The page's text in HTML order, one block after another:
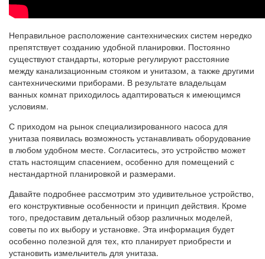
Неправильное расположение сантехнических систем нередко
препятствует созданию удобной планировки. Постоянно
существуют стандарты, которые регулируют расстояние
между канализационным стояком и унитазом, а также другими
сантехническими приборами. В результате владельцам
ванных комнат приходилось адаптироваться к имеющимся
условиям.
С приходом на рынок специализированного насоса для
унитаза появилась возможность устанавливать оборудование
в любом удобном месте. Согласитесь, это устройство может
стать настоящим спасением, особенно для помещений с
нестандартной планировкой и размерами.
Давайте подробнее рассмотрим это удивительное устройство,
его конструктивные особенности и принцип действия. Кроме
того, предоставим детальный обзор различных моделей,
советы по их выбору и установке. Эта информация будет
особенно полезной для тех, кто планирует приобрести и
установить измельчитель для унитаза.